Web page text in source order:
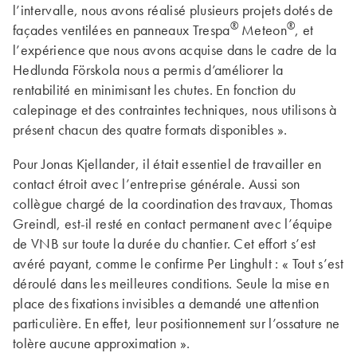
l’intervalle, nous avons réalisé plusieurs projets dotés de
façades ventilées en panneaux Trespa®Meteon®, et
l’expérience que nous avons acquise dans le cadre de la
Hedlunda Förskola nous a permis d’améliorer la
rentabilité en minimisant les chutes. En fonction du
calepinage et des contrain­tes techniques, nous utilisons à
présent chacun des quatre formats disponibles ».
Pour Jonas Kjellander, il était essentiel de travailler en
contact étroit avec l’entreprise générale. Aussi son
collègue chargé de la coordination des travaux, Thomas
Greindl, est-il resté en contact per­ma­nent avec l’équipe
de VNB sur toute la durée du chantier. Cet effort s’est
avéré payant, comme le confir­me Per Linghult : « Tout s’est
déroulé dans les meilleures conditions. Seule la mise en
place des fixations invisibles a demandé une attention
particulière. En effet, leur positionnement sur l’ossature ne
tolère aucune approximation ».